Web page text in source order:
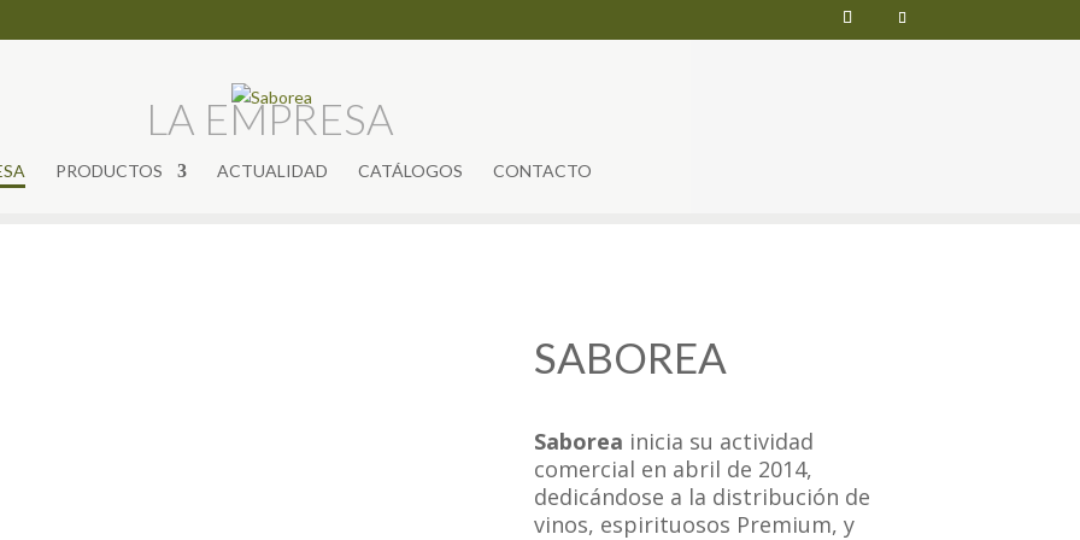
PRODUCTOS ACTUALIDAD CATÁLOGOS CONTACTO
LA EMPRESA
SABOREA
Saborea inicia su actividad
comercial en abril de 2014,
dedicándose a la distribución de
vinos, espirituosos Premium, y